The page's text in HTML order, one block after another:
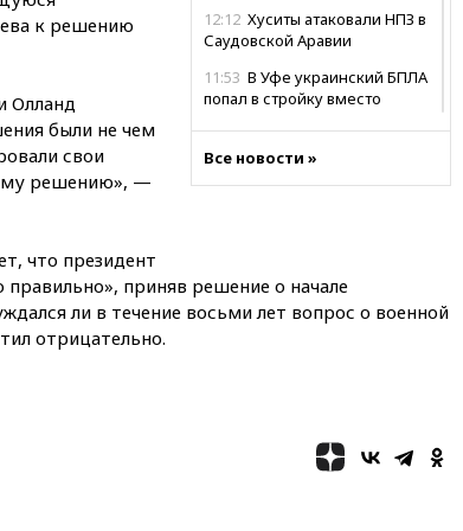
12:12 Хуситы атаковали НПЗ в
Саудовской Аравии
11:53 В Уфе украинский БПЛА
попал в стройку вместо
11:11 Одесса осталась без
10:31 ВС РФ ударили по
одесской портовой
Два ребенка ранены в
ходе атаки БПЛА на Белгород
Все новости »
к решению
Олланд
были не чем
свои
решению», —
что президент
приняв решение о начале
ли в течение восьми лет вопрос о военной
отрицательно.